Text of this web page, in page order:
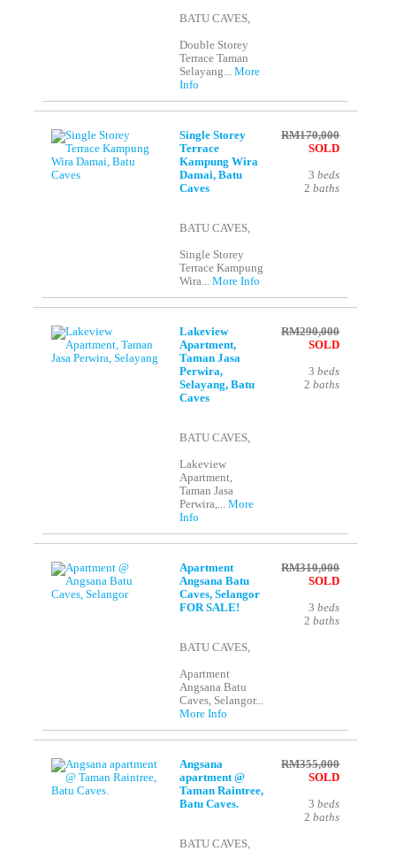
BATU CAVES,
Double Storey
Terrace Taman
Selayang...More
Info
Single Storey
Terrace
Kampung Wira
Damai, Batu
Caves
BATU CAVES,
Single Storey
Terrace Kampung
Wira...More Info
RM170,000
SOLD
3 beds
2 baths
Lakeview
Apartment,
Taman Jasa
Perwira,
Selayang, Batu
Caves
BATU CAVES,
Lakeview
Apartment,
Taman Jasa
Perwira,...More
Info
RM290,000
SOLD
3 beds
2 baths
Apartment
Angsana Batu
Caves, Selangor
FOR SALE!
BATU CAVES,
Apartment
Angsana Batu
Caves, Selangor...
More Info
RM310,000
SOLD
3 beds
2 baths
Angsana
apartment @
Taman Raintree,
Batu Caves.
BATU CAVES,
RM355,000
SOLD
3 beds
2 baths